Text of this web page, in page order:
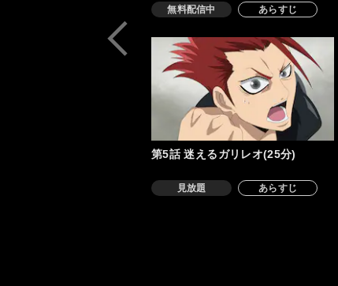
無料配信中 あらすじ
第5話 迷えるガリレオ(25分)
見放題 あらすじ